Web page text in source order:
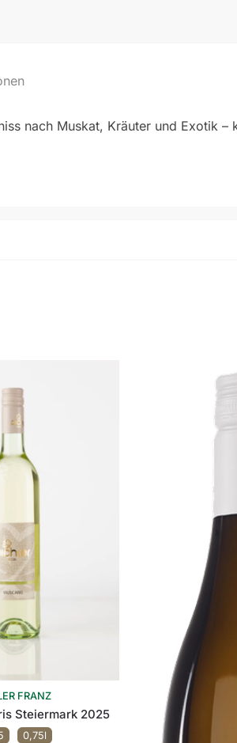
nach Muskat, Kräuter und Exotik –
FRANZ
Steiermark 2025
0,75l